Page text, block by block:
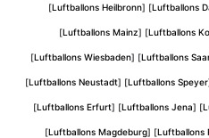
[Luftballons Heilbronn] [Luftballons
[Luftballons Mainz] [Luftballons
[Luftballons Wiesbaden] [Luftballons
[Luftballons Neustadt] [Luftballons Speyer
[Luftballons Erfurt] [Luftballons Jena] [
[Luftballons Magdeburg] [Luftballons